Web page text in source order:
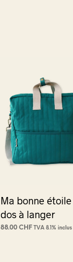
Ma bonne étoile
dos à langer
88.00 CHF TVA 8.1% inclus